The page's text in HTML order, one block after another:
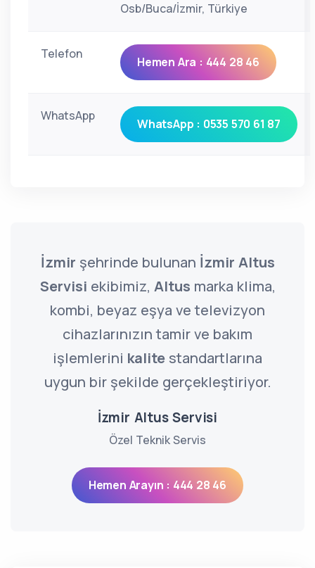
Osb/Buca/İzmir, Türkiye
Telefon
Hemen Ara : 444 28 46
WhatsApp
WhatsApp : 0535 570 61 87
İzmir şehrinde bulunan İzmir Altus
Servisi ekibimiz, Altus marka klima,
kombi, beyaz eşya ve televizyon
cihazlarınızın tamir ve bakım
işlemlerini kalite standartlarına
uygun bir şekilde gerçekleştiriyor.
İzmir Altus Servisi
Özel Teknik Servis
Hemen Arayın : 444 28 46